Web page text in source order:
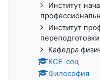
Институт
Институт
Кафедра
КСЕ-соц
Философия